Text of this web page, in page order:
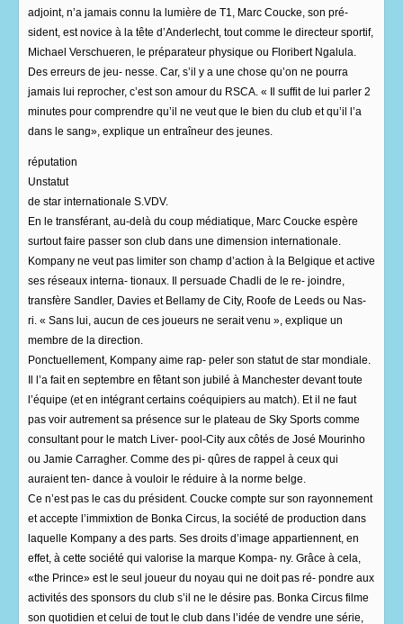
adjoint, n’a jamais connu la lumière de T1, Marc Coucke, son pré-
sident, est novice à la tête d’Anderlecht, tout comme le directeur sportif,
Michael Verschueren, le préparateur physique ou Floribert Ngalula.
Des erreurs de jeu- nesse. Car, s’il y a une chose qu’on ne pourra
jamais lui reprocher, c’est son amour du RSCA. « Il suffit de lui parler 2
minutes pour comprendre qu’il ne veut que le bien du club et qu’il l’a
dans le sang», explique un entraîneur des jeunes.
réputation
Unstatut
de star internationale S.VDV.
En le transférant, au-delà du coup médiatique, Marc Coucke espère
surtout faire passer son club dans une dimension internationale.
Kompany ne veut pas limiter son champ d’action à la Belgique et active
ses réseaux interna- tionaux. Il persuade Chadli de le re- joindre,
transfère Sandler, Davies et Bellamy de City, Roofe de Leeds ou Nas-
ri. « Sans lui, aucun de ces joueurs ne serait venu », explique un
membre de la direction.
Ponctuellement, Kompany aime rap- peler son statut de star mondiale.
Il l’a fait en septembre en fêtant son jubilé à Manchester devant toute
l’équipe (et en intégrant certains coéquipiers au match). Et il ne faut
pas voir autrement sa présence sur le plateau de Sky Sports comme
consultant pour le match Liver- pool-City aux côtés de José Mourinho
ou Jamie Carragher. Comme des pi- qûres de rappel à ceux qui
auraient ten- dance à vouloir le réduire à la norme belge.
Ce n’est pas le cas du président. Coucke compte sur son rayonnement
et accepte l’immixtion de Bonka Circus, la société de production dans
laquelle Kompany a des parts. Ses droits d’image appartiennent, en
effet, à cette société qui valorise la marque Kompa- ny. Grâce à cela,
«the Prince» est le seul joueur du noyau qui ne doit pas ré- pondre aux
activités des sponsors du club s’il ne le désire pas. Bonka Circus filme
son quotidien et celui de tout le club dans l’idée de vendre une série,